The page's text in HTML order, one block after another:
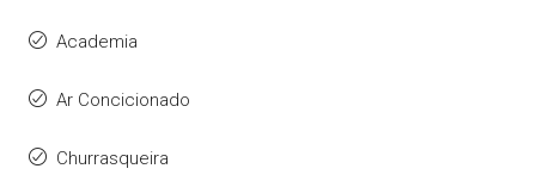
Academia
Ar Concicionado
Churrasqueira